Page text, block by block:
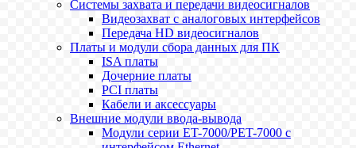
Системы захвата и передачи видеосигналов
Видеозахват с аналоговых интерфейсов
Передача HD видеосигналов
Платы и модули сбора данных для ПК
ISA платы
Дочерние платы
PCI платы
Кабели и аксессуары
Внешние модули ввода-вывода
Модули серии ET-7000/PET-7000 с